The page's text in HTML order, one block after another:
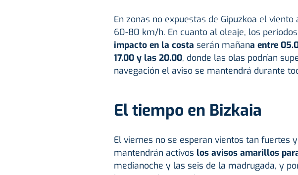
En zonas no expuestas de Gipuzkoa el
60-80 km/h. En cuanto al oleaje, los
impacto en la costa serán mañana entre
17.00 y las 20.00, donde las olas podrían
navegación el aviso se mantendrá durante
El tiempo en Bizkaia
El viernes no se esperan vientos tan fuertes
mantendrán activos los avisos amarillos
medianoche y las seis de la madrugada, y